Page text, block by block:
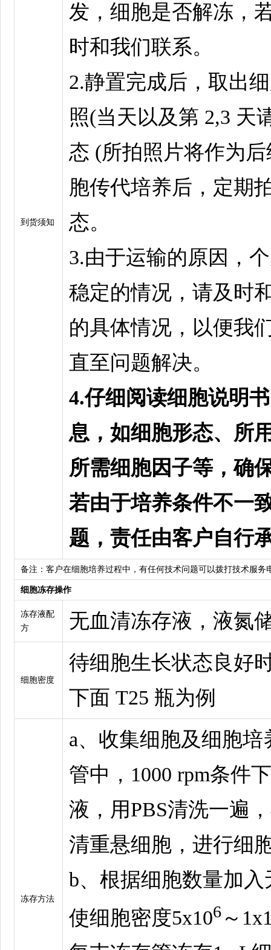
到货须知
发，细胞是否解冻，
时和我们联系。
2.静置完成后，取出
照(当天以及第 2,3 天
态 (所拍照片将作为
胞传代培养后，定期
态。
3.由于运输的原因，
稳定的情况，请及时
的具体情况，以便我
直至问题解决。
4.仔细阅读细胞说明
息，如细胞形态、所
所需细胞因子等，确
若由于培养条件不一
题，责任由客户自行
备注：客户在细胞培养过程中，有任何技术问题可以拨打技术服务
细胞冻存操作
冻存液配
方
无血清冻存液，液氮
细胞密度
待细胞生长状态良好
下面 T25 瓶为例
冻存方法
a、收集细胞及细胞
管中，1000 rpm条件
液，用PBS清洗一遍
清重悬细胞，进行细
b、根据细胞数量加
使细胞密度5x106 ～